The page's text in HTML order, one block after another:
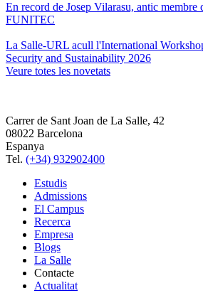
En record de Josep Vilarasu, antic membre
FUNITEC
La Salle-URL acull l'International
Security and Sustainability 2026
Veure totes les novetats
Carrer de Sant Joan de La Salle, 42
08022 Barcelona
Espanya
Tel. (+34) 932902400
Estudis
Admissions
El Campus
Recerca
Empresa
Blogs
La Salle
Contacte
Actualitat